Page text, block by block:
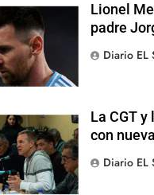
Lionel
padre
Diario EL
La CGT
con
Diario EL